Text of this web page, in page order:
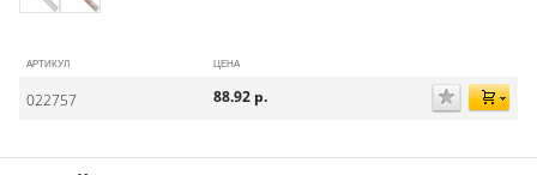
АРТИКУЛ ЦЕНА
022757 88.92 р.